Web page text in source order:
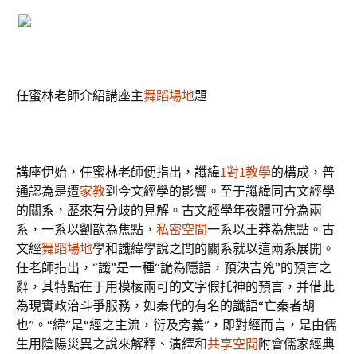
任蜜林老師介紹講座主舞蹈場地題
講座伊始，任蜜林老師便指出，讖緯1對1教學的構成，普
通認為是遭家教到今文經學的影響。至于讖緯同古文經學
的關系，歷來有分歧的見解。古文經學年夜體可分為兩
系，一系以劉歆為焦點， 私密空間一系以王莽為焦點。古
文經舞蹈場地學和讖緯學說之間的關系就以這兩系展開。
任老師指出，“讖”是一種“詭為隱語，預決吉兇”的預言之
辭，其特點在于用模棱兩可的文字假托神的預言，并借此
為現實政治斗爭服務，如秦代的有名的讖語“亡秦者胡
也”。“緯”是“經之主流，衍及旁義”，即對經而言，是由儒
生用陰陽災異之說來解釋、演繹和共享空間 附會儒家經典